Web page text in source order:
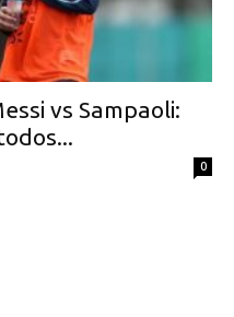
vs Sampaoli:
0